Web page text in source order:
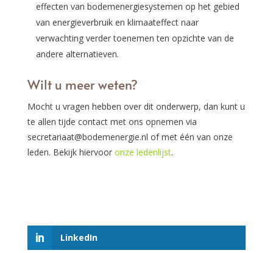
effecten van bodemenergiesystemen op het gebied
van energieverbruik en klimaateffect naar
verwachting verder toenemen ten opzichte van de
andere alternatieven.
Wilt u meer weten?
Mocht u vragen hebben over dit onderwerp, dan kunt u
te allen tijde contact met ons opnemen via
secretariaat@bodemenergie.nl of met één van onze
leden. Bekijk hiervoor onze ledenlijst.
LinkedIn